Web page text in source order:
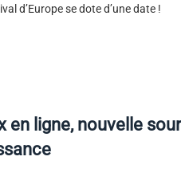
d’Europe se dote d’une date !
en ligne, nouvelle